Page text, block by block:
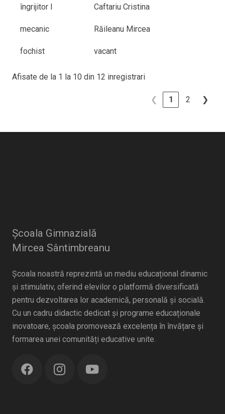
îngrijitor I Caftariu Cristina
mecanic Răileanu Mircea
fochist vacant
Afisate de la 1 la 10 din 12 inregistrari
❮ 1 2 ❯
Școala Gimnazială
Mircea Sântimbreanu
Școala noastră reprezintă un mediu educațional dinamic
și stimulativ, oferind elevilor o platformă diversificată
pentru dezvoltarea lor academică, personală și socială.
Cu un cadru didactic dedicat și programe educaționale
inovatoare, școala promovează excelența în învățare și
formarea unei comunități educative unite.